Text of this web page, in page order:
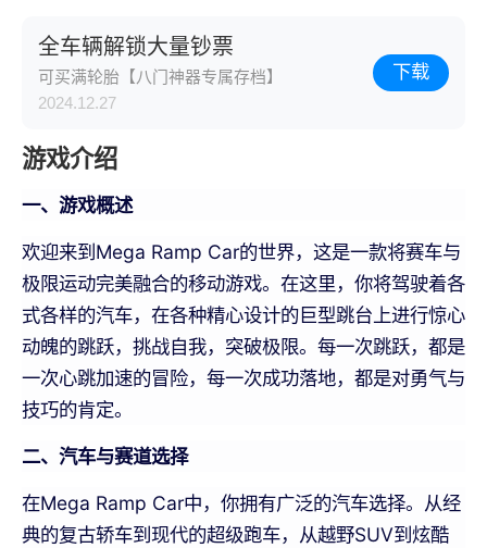
全车辆解锁大量钞票
可买满轮胎【八门神器专属存档】
2024.12.27
下载
游戏介绍
一、游戏概述
欢迎来到Mega Ramp Car的世界，这是一款将赛车与
极限运动完美融合的移动游戏。在这里，你将驾驶着各
式各样的汽车，在各种精心设计的巨型跳台上进行惊心
动魄的跳跃，挑战自我，突破极限。每一次跳跃，都是
一次心跳加速的冒险，每一次成功落地，都是对勇气与
技巧的肯定。
二、汽车与赛道选择
在Mega Ramp Car中，你拥有广泛的汽车选择。从经
典的复古轿车到现代的超级跑车，从越野SUV到炫酷